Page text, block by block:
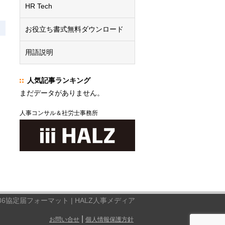
HR Tech
お役立ち書式無料ダウンロード
用語説明
人気記事ランキング
まだデータがありません。
人事コンサル＆社労士事務所
協定届フォーマット | HALZ人事メディア
お問い合せ 個人情報保護方針